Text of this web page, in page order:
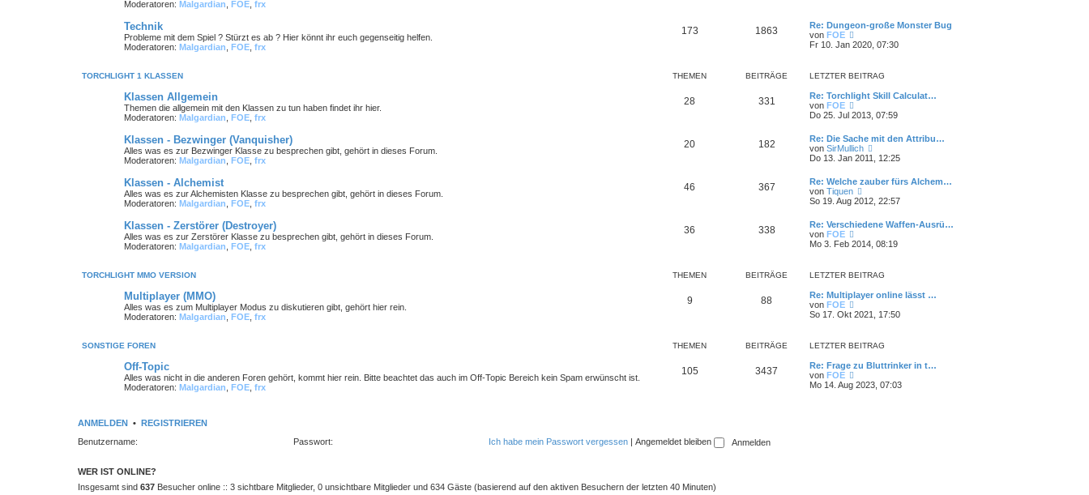
g
e
t
g
Moderatoren: Malgardian FOE frx
t
e
r
i
r
g
Technik
Probleme mit dem Spiel ? Stürzt es ab ? Hier könnt ihr euch gegenseitig helfen.
Moderatoren: Malgardian FOE frx
173 1863
Re: Dungeon-große Monster Bug
von FOE
e
s
e
r
B
e
t
r
a
Fr 10. Jan 2020, 07:30
TORCHLIGHT 1 KLASSEN THEMEN BEITRÄGE LETZTER BEITRAG
Klassen Allgemein
Themen die allgemein mit den Klassen zu tun haben findet ihr hier.
Moderatoren: Malgardian FOE frx
28 331
Re: Torchlight Skill Calculat…
von FOE
e
e
s
t
e
B
e
i
r
a
g
Do 25. Jul 2013, 07:59
Klassen - Bezwinger (Vanquisher)
Alles was es zur Bezwinger Klasse zu besprechen gibt, gehört in dieses Forum.
Moderatoren: Malgardian FOE frx
20 182
Re: Die Sache mit den Attribu…
von SirMullich
e
e
s
e
B
i
a
Do 13. Jan 2011, 12:25
Klassen - Alchemist
Alles was es zur Alchemisten Klasse zu besprechen gibt, gehört in dieses Forum.
Moderatoren: Malgardian FOE frx
46 367
Re: Welche zauber fürs Alchem…
von Tiquen
e
e
s
e
e
t
a
So 19. Aug 2012, 22:57
Klassen - Zerstörer (Destroyer)
Alles was es zur Zerstörer Klasse zu besprechen gibt, gehört in dieses Forum.
Moderatoren: Malgardian FOE frx
36 338
Re: Verschiedene Waffen-Ausrü…
von FOE
e
s
e
r
B
e
r
g
Mo 3. Feb 2014, 08:19
TORCHLIGHT MMO VERSION THEMEN BEITRÄGE LETZTER BEITRAG
Multiplayer (MMO)
Alles was es zum Multiplayer Modus zu diskutieren gibt, gehört hier rein.
Moderatoren: Malgardian FOE frx
9 88
Re: Multiplayer online lässt …
von FOE
e
s
e
r
B
e
So 17. Okt 2021, 17:50
SONSTIGE FOREN THEMEN BEITRÄGE LETZTER BEITRAG
Off-Topic
Alles was nicht in die anderen Foren gehört, kommt hier rein. Bitte beachtet das auch im Off-Topic Bereich kein Spam erwünscht ist.
Moderatoren: Malgardian FOE frx
105 3437
Re: Frage zu Bluttrinker in t…
von FOE
e
Mo 14. Aug 2023, 07:03
ANMELDEN • REGISTRIEREN
Benutzername:
Passwort: Ich habe mein Passwort vergessen | Angemeldet bleiben
WER IST ONLINE?
Insgesamt sind 637 Besucher online :: 3 sichtbare Mitglieder, 0 unsichtbare Mitglieder und 634 Gäste (basierend auf den aktiven Besuchern der letzten 40 Minuten)